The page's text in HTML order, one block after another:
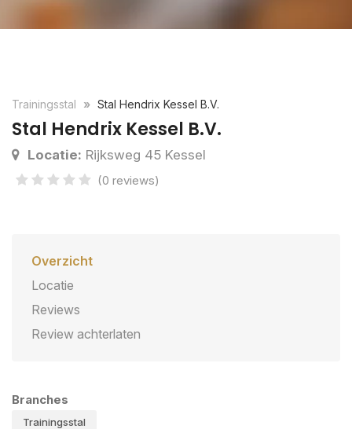
Trainingsstal Stal Hendrix Kessel B.V.
Stal Hendrix Kessel B.V.
Locatie: Rijksweg 45 Kessel
(0 reviews)
Overzicht
Locatie
Reviews
Review achterlaten
Branches
Trainingsstal